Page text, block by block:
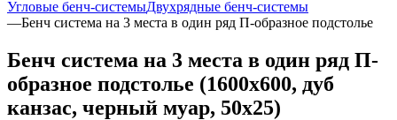
Угловые бенч-системыДвухрядные бенч-системы
—Бенч система на 3 места в один ряд П-образное подстолье
Бенч система на 3 места в один ряд П-
образное подстолье (1600x600, дуб
канзас, черный муар, 50x25)